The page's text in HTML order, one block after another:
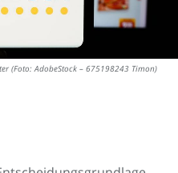
(Foto: AdobeStock – 675198243 Timon)